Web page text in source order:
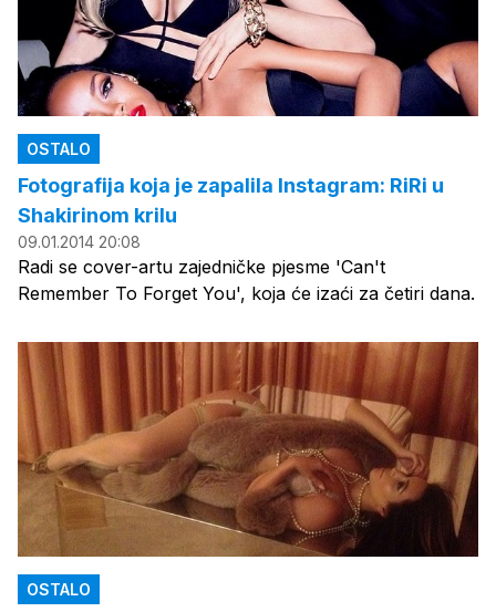
OSTALO
Fotografija koja je zapalila Instagram: RiRi u
Shakirinom krilu
09.01.2014 20:08
Radi se cover-artu zajedničke pjesme 'Can't
Remember To Forget You', koja će izaći za četiri dana.
OSTALO